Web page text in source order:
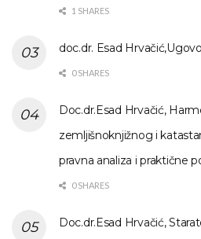
1 SHARES
doc.dr. Esad
0 SHARES
Doc.dr.Esad Hrvačić,
zemljišnoknjižnog i
pravna analiza i praktične
0 SHARES
Doc.dr.Esad Hrvačić,